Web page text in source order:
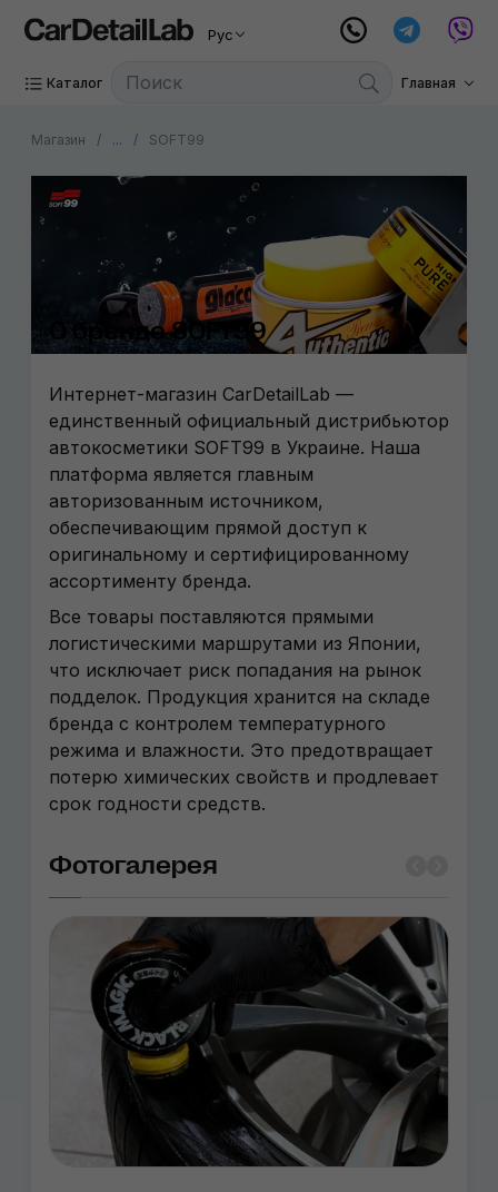
Рус
Каталог Главная
Магазин ... SOFT99
О бренде SOFT99
Интернет-магазин CarDetailLab —
единственный официальный дистрибьютор
автокосметики SOFT99 в Украине. Наша
платформа является главным
авторизованным источником,
обеспечивающим прямой доступ к
оригинальному и сертифицированному
ассортименту бренда.
Все товары поставляются прямыми
логистическими маршрутами из Японии,
что исключает риск попадания на рынок
подделок. Продукция хранится на складе
бренда с контролем температурного
режима и влажности. Это предотвращает
потерю химических свойств и продлевает
срок годности средств.
Фотогалерея